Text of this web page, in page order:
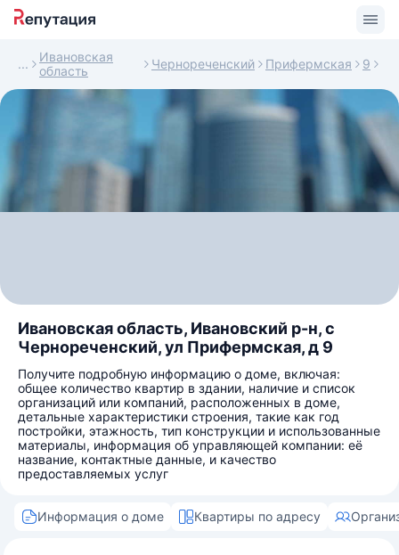
Ивановская
область
Чернореченский Прифермская 9
Ивановская область, Ивановский р-н, с
Чернореченский, ул Прифермская, д 9
Получите подробную информацию о доме, включая:
общее количество квартир в здании, наличие и список
организаций или компаний, расположенных в доме,
детальные характеристики строения, такие как год
постройки, этажность, тип конструкции и использованные
материалы, информация об управляющей компании: её
название, контактные данные, и качество
предоставляемых услуг
Информация о доме Квартиры по адресу